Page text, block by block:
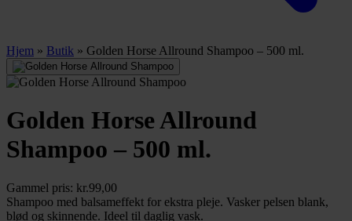
Hjem » Butik » Golden Horse Allround Shampoo – 500 ml.
Golden Horse Allround
Shampoo – 500 ml.
Gammel pris: kr.99,00
Shampoo med balsameffekt for ekstra pleje. Vasker pelsen blank,
blød og skinnende. Ideel til daglig vask.